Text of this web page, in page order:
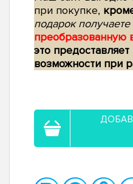
при покупке,
подарок получаете
преобразованную
это
возможности при